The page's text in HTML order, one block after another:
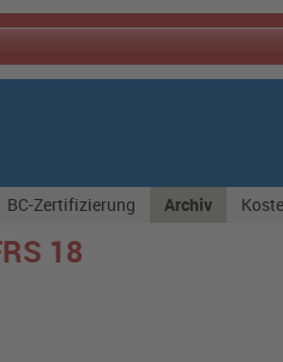
BC-Zertifizierung Archiv
18